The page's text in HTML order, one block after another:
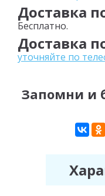
Доставка
Бесплатно.
Доставка
уточняйте по
Запомни и